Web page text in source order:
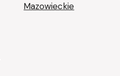
Mazowieckie